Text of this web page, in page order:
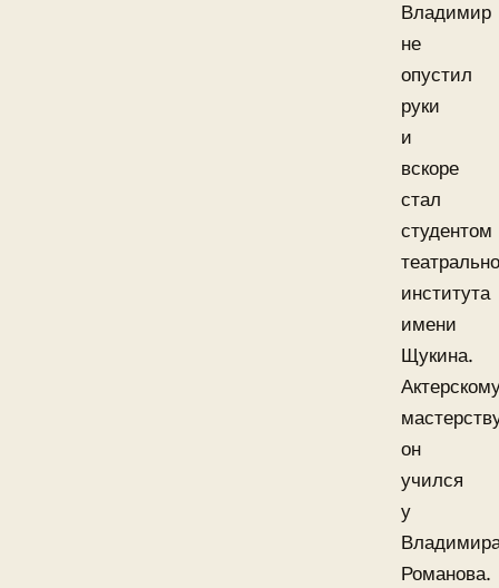
Владимир
не
опустил
руки
и
вскоре
стал
студентом
института
имени
Щукина.
он
учился
у
Романова.